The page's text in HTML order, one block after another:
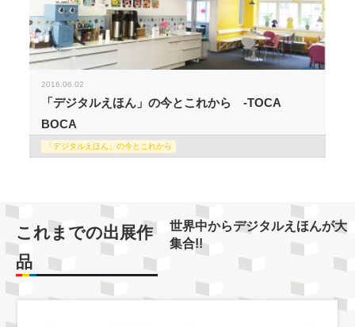
2016.06.02
「デジタルえほん」の今とこれから -TOCA
BOCA
「デジタルえほん」の今とこれから
これまでの出展作
品
世界中からデジタルえほんが大
集合!!